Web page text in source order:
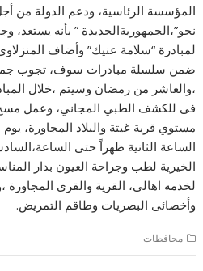
المؤسسة الرئاسية، ودعم الدولة من
نحو”،الجمهوريةالجديدة ” بأنه يستعد،
لمبادرة “سلامة عنيك” وأضاف المنزلاوي
ضمن سلسلة مبادرات سوف، تجوب
،والعاشر من رمضان وسيتم ،خلال
فى للكشف الطبي المجاني، وعمل
الساعة الثانية ظهراً حتى
الخيرية لطب وجراحة العيون بدار
لخدمه اهالى، القرية والقرى المجاورة
وأخصائى البصريات وطاقم التمريض.
محافظات